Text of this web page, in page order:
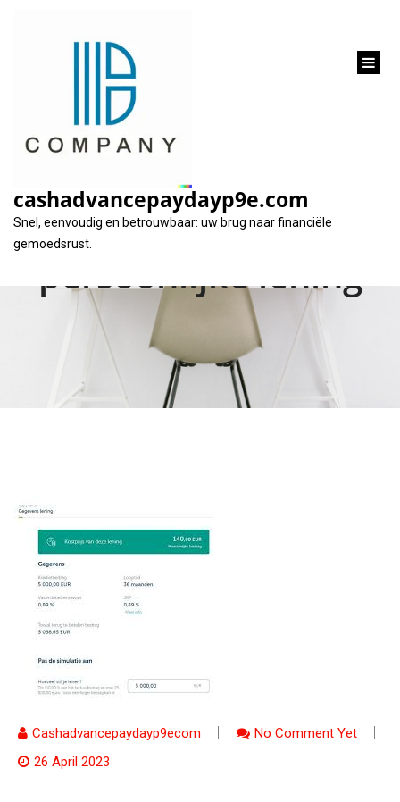
cashadvancepaydayp9e.com
Snel, eenvoudig en betrouwbaar: uw brug naar financiële
gemoedsrust.
Alles wat u moet
weten over het
afsluiten van een
persoonlijke lening
Cashadvancepaydayp9ecom
No Comment Yet
26 April 2023